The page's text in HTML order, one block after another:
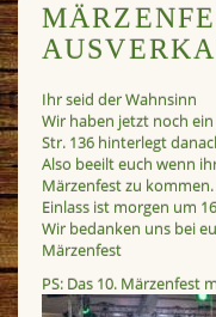
Ihr seid der Wahnsinn
Wir haben jetzt noch
Str. 136 hinterlegt
Also beeilt euch wenn
Märzenfest zu kommen.
Einlass ist morgen um
Wir bedanken uns bei
Märzenfest
PS: Das 10. Märzenfest